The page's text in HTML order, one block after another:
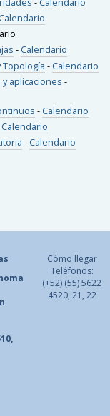
Calendario
- Calendario
- Calendario
aplicaciones -
- Calendario
Calendario
- Calendario
Cómo llegar
Teléfonos:
(+52) (55) 5622
4520, 21, 22